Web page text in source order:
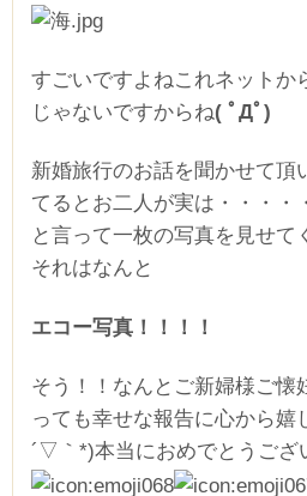
すごいですよねこれネットか
じゃないですからね( ﾟДﾟ)
新婚旅行のお話を聞かせて頂
てるとお二人が実は・・・・
と言って一枚の写真を見せて
それはなんと
エコー写真！！！！
そう！！なんとご新婦様ご懐
っても幸せな報告に心から嬉
´▽｀*)本当におめでとうござ